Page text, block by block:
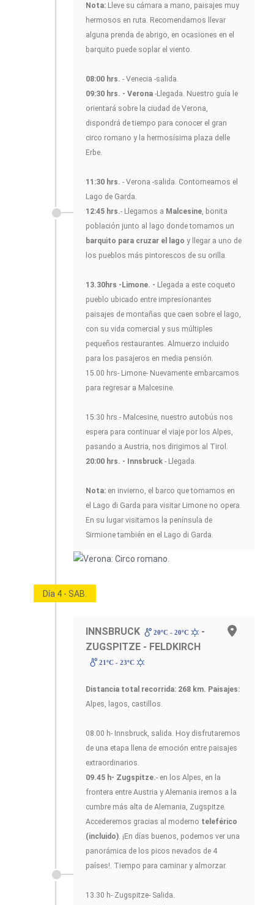
Nota: Lleve su cámara a mano, paisajes muy
hermosos en ruta. Recomendamos llevar
alguna prenda de abrigo, en ocasiones en el
barquito puede soplar el viento.
08:00 hrs. - Venecia -salida.
09:30 hrs. - Verona -Llegada. Nuestro guía le
orientará sobre la ciudad de Verona,
dispondrá de tiempo para conocer el gran
circo romano y la hermosísima plaza delle
Erbe.
11:30 hrs. - Verona -salida. Contorneamos el
Lago de Garda.
12:45 hrs.- Llegamos a Malcesine, bonita
población junto al lago donde tomamos un
barquito para cruzar el lago y llegar a uno de
los pueblos más pintorescos de su orilla.
13.30hrs -Limone. - Llegada a este coqueto
pueblo ubicado entre impresionantes
paisajes de montañas que caen sobre el lago,
con su vida comercial y sus múltiples
pequeños restaurantes. Almuerzo incluido
para los pasajeros en media pensión.
15.00 hrs- Limone- Nuevamente embarcamos
para regresar a Malcesine.
15:30 hrs.- Malcesine, nuestro autobús nos
espera para continuar el viaje por los Alpes,
pasando a Austria, nos dirigimos al Tirol.
20:00 hrs. - Innsbruck - Llegada.
Nota: en invierno, el barco que tomamos en
el Lago di Garda para visitar Limone no opera.
En su lugar visitamos la península de
Sirmione también en el Lago di Garda.
Día 4 - SAB.
INNSBRUCK 20ºC - 20ºC
-
ZUGSPITZE - FELDKIRCH
21ºC - 23ºC
Distancia total recorrida: 268 km. Paisajes:
Alpes, lagos, castillos.
08.00 h- Innsbruck, salida. Hoy disfrutaremos
de una etapa llena de emoción entre paisajes
extraordinarios.
09.45 h- Zugspitze.- en los Alpes, en la
frontera entre Austria y Alemania iremos a la
cumbre más alta de Alemania, Zugspitze.
Accederemos gracias al moderno teleférico
(incluido). ¡En días buenos, podemos ver una
panorámica de los picos nevados de 4
países!. Tiempo para caminar y almorzar.
13.30 h- Zugspitze- Salida.